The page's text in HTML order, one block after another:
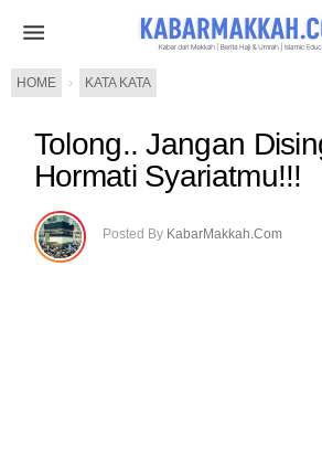
HOME › KATA KATA
Tolong.. Jangan
Hormati Syariatmu!!!
Posted By KabarMakkah.Com